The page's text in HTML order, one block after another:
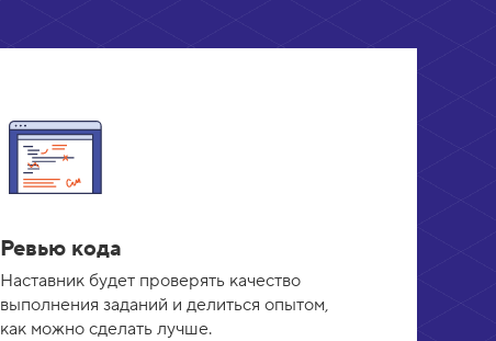
Ревью кода
Наставник будет проверять качество
выполнения заданий и делиться опытом,
как можно сделать лучше.